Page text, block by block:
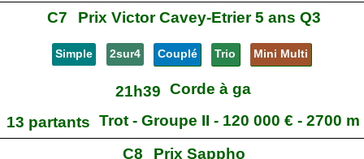
C7 Prix Victor Cavey-Etrier 5 ans Q3
Simple 2sur4 Couplé Trio Mini Multi
21h39 Corde à ga
13 partants Trot - Groupe II - 120 000 € - 2700 m
C8
Prix Sappho